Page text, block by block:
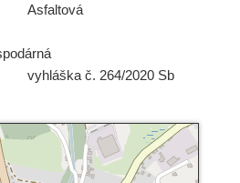
Asfaltová
vyhláška č. 264/2020 Sb